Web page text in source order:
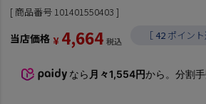
商品番号 101401550403
当店価格 ¥ 4,664 税込 ［ 42 ポイント
なら 月々1,554円から。分割